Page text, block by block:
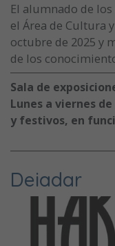
El alumnado de
el Área de Cultura
octubre de 2025 y
de los
Sala de
Lunes a viernes de
y festivos, en
Deiadar